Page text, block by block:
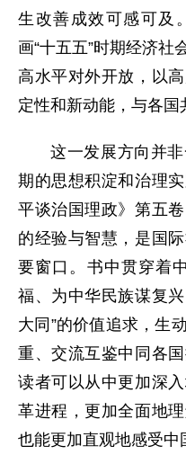
生改善成效可感可及
画“十五五”时期经济社
高水平对外开放，以
定性和新动能，与各国
这一发展方向并
期的思想积淀和治理
平谈治国理政》第五
的经验与智慧，是国
要窗口。书中贯穿着
福、为中华民族谋复
大同”的价值追求，生
重、交流互鉴中同各
读者可以从中更加深
革进程，更加全面地
也能更加直观地感受中